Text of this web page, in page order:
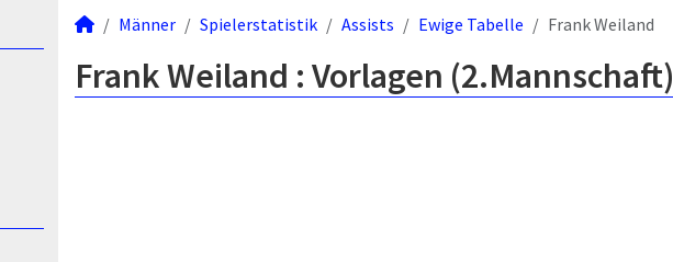
Männer Spielerstatistik Assists Ewige Tabelle Frank Weiland
Frank Weiland : Vorlagen (2.Mannschaft)